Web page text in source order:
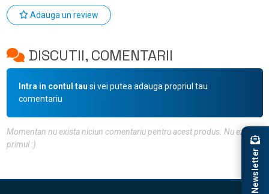
Adauga un review
DISCUTII, COMENTARII
Intra in contul tau si vei putea adauga propriul tau
comentariu
Momentan nu exista niciun comentariu pentru acest produs. Nu ezita, fii
primul :)
Newsletter